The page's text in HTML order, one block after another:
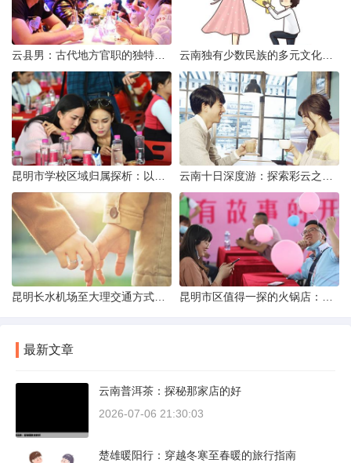
最新文章
云南普洱茶：探秘那家店的好
2026-07-06 21:30:03
楚雄暖阳行：穿越冬寒至春暖的旅行指南